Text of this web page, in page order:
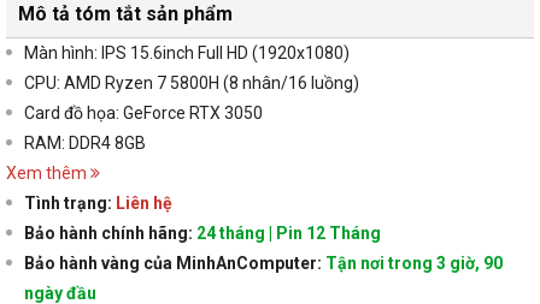
Mô tả tóm tắt sản phẩm
Màn hình: IPS 15.6inch Full HD (1920x1080)
CPU: AMD Ryzen 7 5800H (8 nhân/16 luồng)
Card đồ họa: GeForce RTX 3050
RAM: DDR4 8GB
Xem thêm
Tình trạng: Liên hệ
Bảo hành chính hãng: 24 tháng | Pin 12 Tháng
Bảo hành vàng của MinhAnComputer: Tận nơi trong 3 giờ, 90
ngày đầu